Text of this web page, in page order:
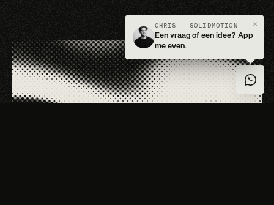
CHRIS · SOLIDMOTION
Een vraag of een idee? App
me even.
×